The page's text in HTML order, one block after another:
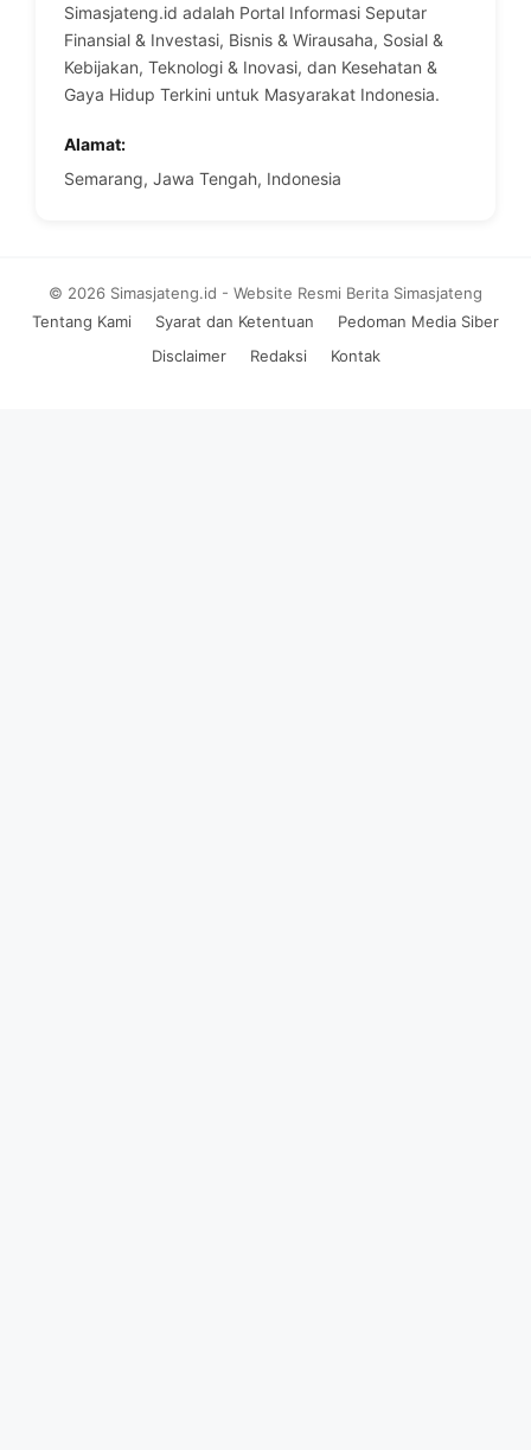
Simasjateng.id adalah Portal Informasi Seputar
Finansial & Investasi, Bisnis & Wirausaha, Sosial &
Kebijakan, Teknologi & Inovasi, dan Kesehatan &
Gaya Hidup Terkini untuk Masyarakat Indonesia.
Alamat:
Semarang, Jawa Tengah, Indonesia
Tentang Kami Syarat dan Ketentuan
Pedoman Media Siber
Disclaimer
Redaksi Kontak
© 2026 Simasjateng.id - Website Resmi Berita Simasjateng